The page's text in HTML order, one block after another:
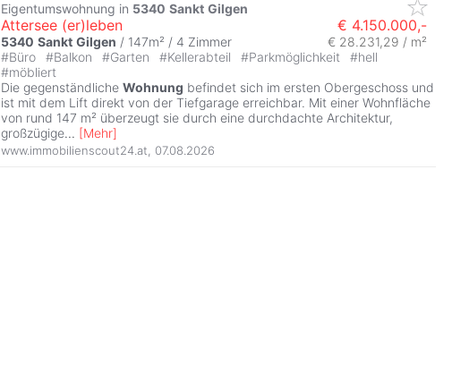
Eigentumswohnung in 5340 Sankt Gilgen
Attersee (er)leben € 4.150.000,-
5340 Sankt Gilgen / 147m² / 4 Zimmer
€ 28.231,29 / m²
#Büro #Balkon #Garten #Kellerabteil #Parkmöglichkeit #hell
#möbliert
Die gegenständliche Wohnung befindet sich im ersten Obergeschoss und
ist mit dem Lift direkt von der Tiefgarage erreichbar. Mit einer Wohnfläche
von rund 147 m² überzeugt sie durch eine durchdachte Architektur,
großzügige... [Mehr]
www.immobilienscout24.at 07.08.2026